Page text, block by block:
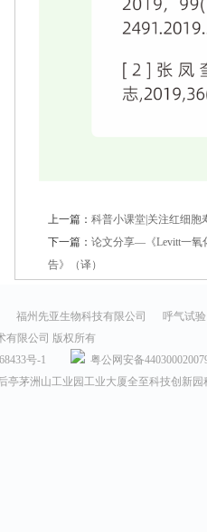
上一篇： 科普小课堂|关注红细胞
下一篇： 论文分享—《Levitt一氧
告》（译）
福州先亚生物科技有限公司
呼气试
有限公司 版权所有
号-1
粤公网安备
亭茅洲山工业园工业大厦全至科技创新园